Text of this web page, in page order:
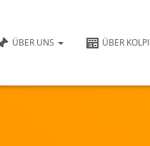
ÜBER UNS ÜBER